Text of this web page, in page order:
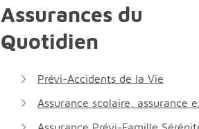
Assurances du
Quotidien
Prévi-Accidents de la Vie
Assurance scolaire, assurance